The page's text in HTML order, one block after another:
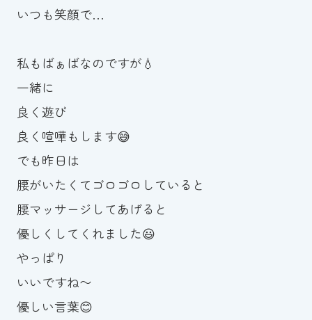
いつも笑顔で…
私もばぁばなのですが💧
一緒に
良く遊び
良く喧嘩もします😅
でも昨日は
腰がいたくてゴロゴロしていると
腰マッサージしてあげると
優しくしてくれました😃
やっぱり
いいですね〜
優しい言葉😊